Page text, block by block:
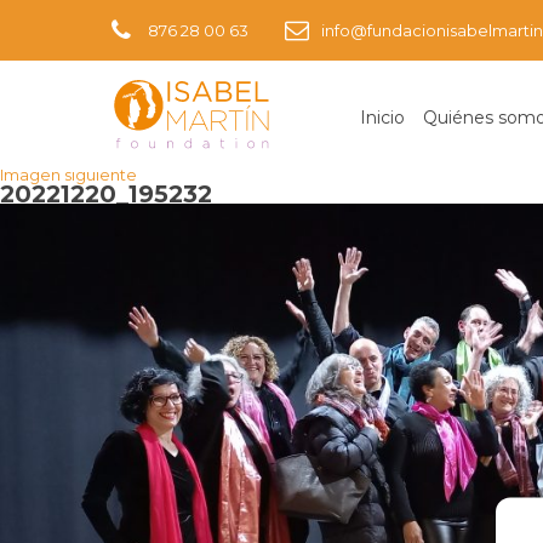
876 28 00 63
Inicio Quiénes
Imagen siguiente
20221220_195232